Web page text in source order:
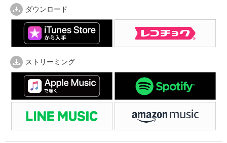
ダウンロード
ストリーミング